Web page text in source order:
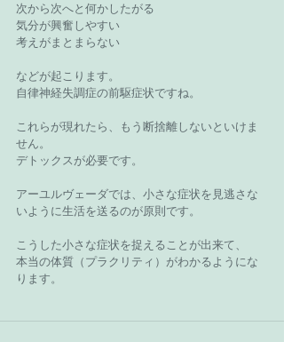
次から次へと何かしたがる
気分が興奮しやすい
考えがまとまらない
などが起こります。
自律神経失調症の前駆症状ですね。
これらが現れたら、もう断捨離しないといけま
せん。
デトックスが必要です。
アーユルヴェーダでは、小さな症状を見逃さな
いように生活を送るのが原則です。
こうした小さな症状を捉えることが出来て、
本当の体質（プラクリティ）がわかるようにな
ります。